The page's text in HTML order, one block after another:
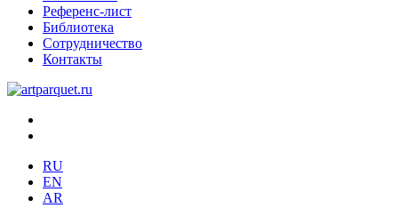
Референс-лист
Библиотека
Сотрудничество
Контакты
RU
EN
AR